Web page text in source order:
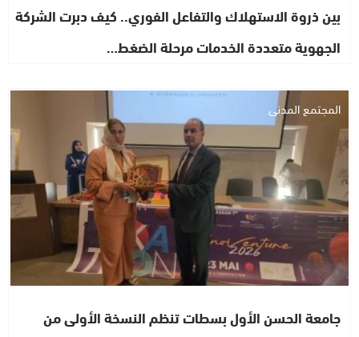
بين ذروة الاستهلاك والتفاعل الفوري.. كيف دبرت الشركة
الجهوية متعددة الخدمات مرحلة الضغط…
المجتمع المدني
جامعة الحسن الأول بسطات تنظم النسخة الأولى من